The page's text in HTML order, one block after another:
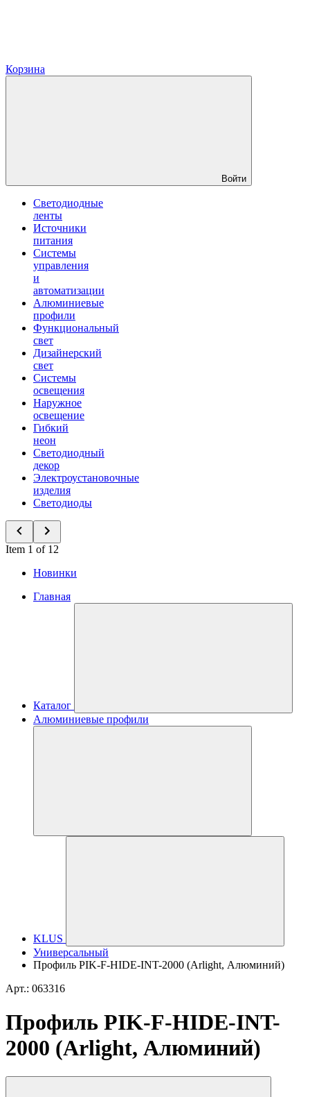
Корзина
Войти
Светодиодные
ленты
Источники
питания
Системы
управления
и
автоматизации
Алюминиевые
профили
Функциональный
свет
Дизайнерский
свет
Системы
освещения
Наружное
освещение
Гибкий
неон
Светодиодный
декор
Электроустановочные
изделия
Светодиоды
Item 1 of 12
Новинки
Главная
Каталог
Алюминиевые профили
KLUS
Универсальный
Профиль PIK-F-HIDE-INT-2000 (Arlight, Алюминий)
Арт.: 063316
Профиль PIK-F-HIDE-INT-
2000 (Arlight, Алюминий)